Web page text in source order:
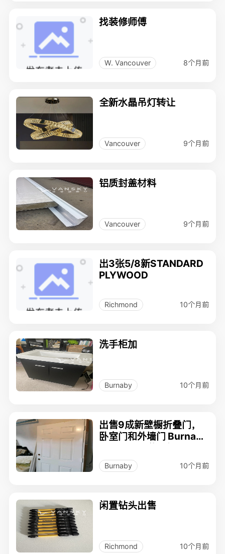
找装修师傅
W. Vancouver 8个月前
全新水晶吊灯转让
Vancouver 9个月前
铝质封盖材料
Vancouver 9个月前
出3张5/8新STANDARD
PLYWOOD
Richmond 10个月前
洗手柜加
Burnaby 10个月前
出售9成新壁橱折叠门，
卧室门和外墙门 Burnaby
Burnaby 10个月前
闲置钻头出售
Richmond 10个月前